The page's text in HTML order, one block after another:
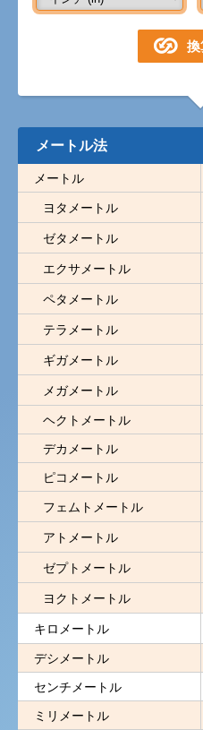
メートル法
メートル
ヨタメートル
ゼタメートル
エクサメートル
ペタメートル
テラメートル
ギガメートル
メガメートル
ヘクトメートル
デカメートル
ピコメートル
フェムトメートル
アトメートル
ゼプトメートル
ヨクトメートル
キロメートル
デシメートル
センチメートル
ミリメートル